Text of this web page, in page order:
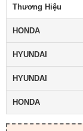
Thương Hiệu
HONDA
HYUNDAI
HYUNDAI
HONDA